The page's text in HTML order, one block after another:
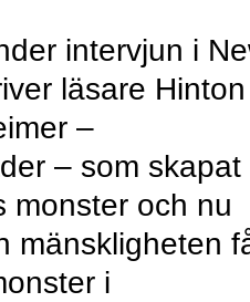
intervjun i
läsare Hinton
–
– som skapat
monster och nu
mänskligheten
i